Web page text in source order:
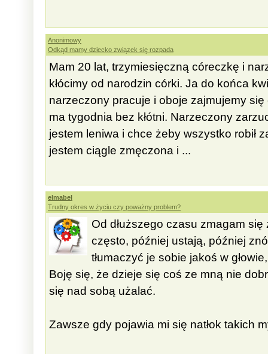
Anonimowy
Odkąd mamy dziecko związek się rozpada
Mam 20 lat, trzymiesięczną córeczkę i
kłócimy od narodzin córki. Ja do końca
narzeczony pracuje i oboje zajmujemy
ma tygodnia bez kłótni. Narzeczony
jestem leniwa i chce żeby wszystko robił
jestem ciągle zmęczona i ...
elmabel
Trudny okres w życiu czy poważny problem?
Od dłuższego czasu zmagam
często, później ustają, później
tłumaczyć je sobie jakoś w
Boję się, że dzieje się coś ze mną nie
się nad sobą użalać.
Zawsze gdy pojawia mi się natłok takich